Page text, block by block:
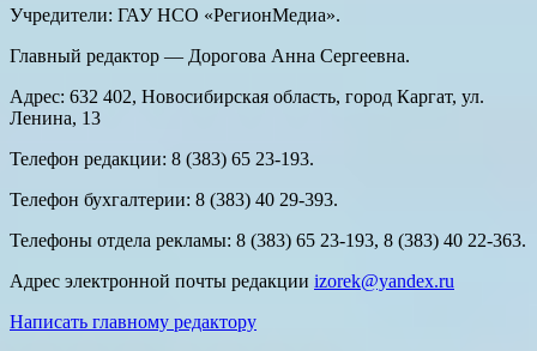
Учредители: ГАУ НСО «РегионМедиа».
Главный редактор — Дорогова Анна Сергеевна.
Адрес: 632 402, Новосибирская область, город Каргат, ул.
Ленина, 13
Телефон редакции: 8 (383) 65 23-193.
Телефон бухгалтерии: 8 (383) 40 29-393.
Телефоны отдела рекламы: 8 (383) 65 23-193, 8 (383) 40 22-363.
Адрес электронной почты редакции izorek@yandex.ru
Написать главному редактору